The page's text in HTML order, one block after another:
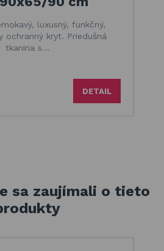
luxusný, funkčný,
ochranný kryt. Priedušná
tkanina s…
DETAIL
sa zaujímali o tieto